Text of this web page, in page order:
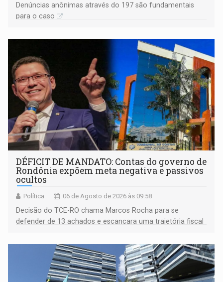
Denúncias anônimas através do 197 são fundamentais
para o caso
DÉFICIT DE MANDATO: Contas do governo de
Rondônia expõem meta negativa e passivos
ocultos
Política 06 de Agosto de 2026 às 09:58
Decisão do TCE-RO chama Marcos Rocha para se
defender de 13 achados e escancara uma trajetória fiscal
mandato